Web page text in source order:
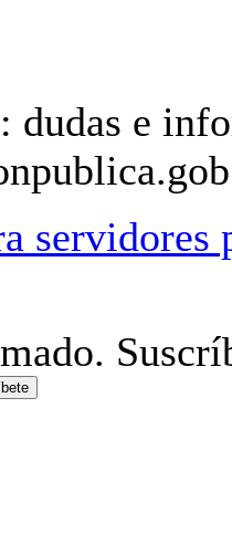
dudas e
servidores